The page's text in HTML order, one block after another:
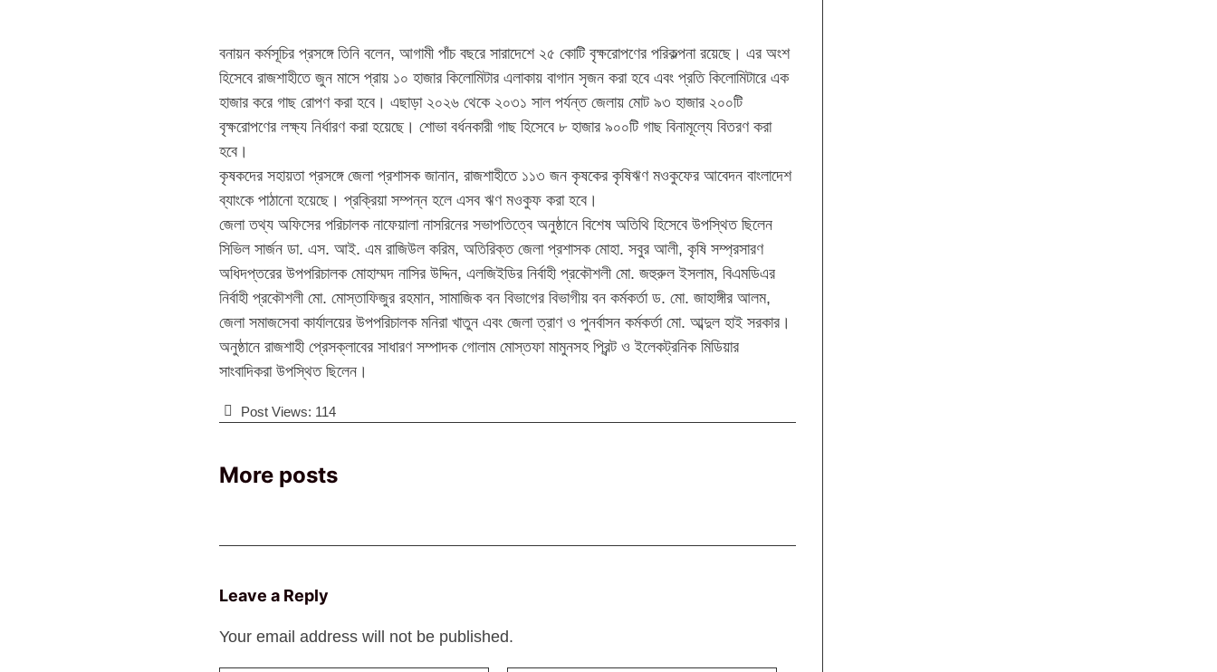
বনায়ন কর্মসূচির প্রসঙ্গে তিনি বলেন, আগামী পাঁচ বছরে সারাদেশে ২৫ কোটি বৃক্ষরোপণের পরিকল্পনা রয়েছে। এর অংশ
হিসেবে রাজশাহীতে জুন মাসে প্রায় ১০ হাজার কিলোমিটার এলাকায় বাগান সৃজন করা হবে এবং প্রতি কিলোমিটারে এক
হাজার করে গাছ রোপণ করা হবে। এছাড়া ২০২৬ থেকে ২০৩১ সাল পর্যন্ত জেলায় মোট ৯৩ হাজার ২০০টি
বৃক্ষরোপণের লক্ষ্য নির্ধারণ করা হয়েছে। শোভা বর্ধনকারী গাছ হিসেবে ৮ হাজার ৯০০টি গাছ বিনামূল্যে বিতরণ করা
হবে।
কৃষকদের সহায়তা প্রসঙ্গে জেলা প্রশাসক জানান, রাজশাহীতে ১১৩ জন কৃষকের কৃষিঋণ মওকুফের আবেদন বাংলাদেশ
ব্যাংকে পাঠানো হয়েছে। প্রক্রিয়া সম্পন্ন হলে এসব ঋণ মওকুফ করা হবে।
জেলা তথ্য অফিসের পরিচালক নাফেয়ালা নাসরিনের সভাপতিত্বে অনুষ্ঠানে বিশেষ অতিথি হিসেবে উপস্থিত ছিলেন
সিভিল সার্জন ডা. এস. আই. এম রাজিউল করিম, অতিরিক্ত জেলা প্রশাসক মোহা. সবুর আলী, কৃষি সম্প্রসারণ
অধিদপ্তরের উপপরিচালক মোহাম্মদ নাসির উদ্দিন, এলজিইডির নির্বাহী প্রকৌশলী মো. জহুরুল ইসলাম, বিএমডিএর
নির্বাহী প্রকৌশলী মো. মোস্তাফিজুর রহমান, সামাজিক বন বিভাগের বিভাগীয় বন কর্মকর্তা ড. মো. জাহাঙ্গীর আলম,
জেলা সমাজসেবা কার্যালয়ের উপপরিচালক মনিরা খাতুন এবং জেলা ত্রাণ ও পুনর্বাসন কর্মকর্তা মো. আব্দুল হাই সরকার।
অনুষ্ঠানে রাজশাহী প্রেসক্লাবের সাধারণ সম্পাদক গোলাম মোস্তফা মামুনসহ প্রিন্ট ও ইলেকট্রনিক মিডিয়ার
সাংবাদিকরা উপস্থিত ছিলেন।
Post Views: 114
More posts
Leave a Reply
Your email address will not be published.